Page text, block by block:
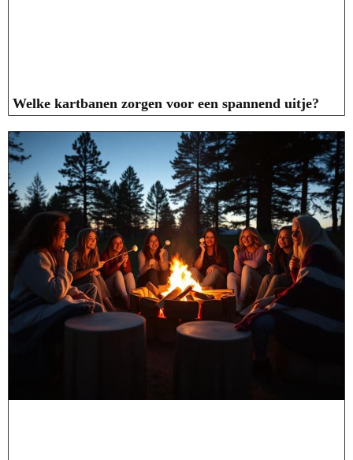
Welke kartbanen zorgen voor een spannend uitje?